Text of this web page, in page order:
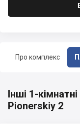
Про комплекс
Інші 1-
Pionerskiy 2